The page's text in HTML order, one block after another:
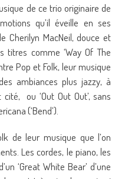
de ce trio originaire de
qu’il éveille en ses
Cherilyn MacNeil, douce et
titres comme ‘Way Of The
Pop et Folk, leur musique
ambiances plus jazzy, à
cité, ou ‘Out Out Out’, sans
(‘Bend’).
de leur musique que l’on
Les cordes, le piano, les
‘Great White Bear’ d’une